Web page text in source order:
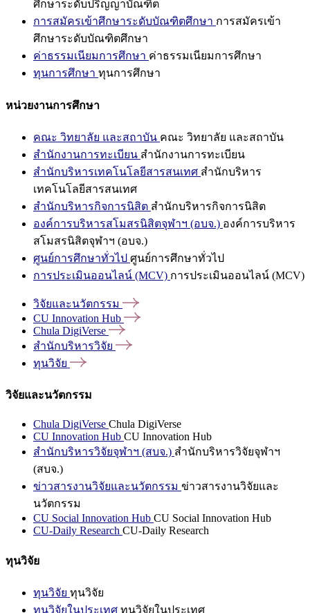
ศึกษาระดับปริญญาบัณฑิต
การสมัครเข้าศึกษาระดับบัณฑิตศึกษา การสมัครเข้า
ศึกษาระดับบัณฑิตศึกษา
ค่าธรรมเนียมการศึกษา ค่าธรรมเนียมการศึกษา
ทุนการศึกษา ทุนการศึกษา
หน่วยงานการศึกษา
คณะ วิทยาลัย และสถาบัน คณะ วิทยาลัย และสถาบัน
สำนักงานการทะเบียน สำนักงานการทะเบียน
สำนักบริหารเทคโนโลยีสารสนเทศ สำนักบริหาร
เทคโนโลยีสารสนเทศ
สำนักบริหารกิจการนิสิต สำนักบริหารกิจการนิสิต
องค์การบริหารสโมสรนิสิตจุฬาฯ (อบจ.) องค์การบริหาร
สโมสรนิสิตจุฬาฯ (อบจ.)
ศูนย์การศึกษาทั่วไป ศูนย์การศึกษาทั่วไป
การประเมินออนไลน์ (MCV) การประเมินออนไลน์ (MCV)
วิจัยและนวัตกรรม
CU Innovation Hub
Chula DigiVerse
สำนักบริหารวิจัย
ทุนวิจัย
วิจัยและนวัตกรรม
Chula DigiVerse Chula DigiVerse
CU Innovation Hub CU Innovation Hub
สำนักบริหารวิจัยจุฬาฯ (สบจ.) สำนักบริหารวิจัยจุฬาฯ
(สบจ.)
ข่าวสารงานวิจัยและนวัตกรรม ข่าวสารงานวิจัยและ
นวัตกรรม
CU Social Innovation Hub CU Social Innovation Hub
CU-Daily Research CU-Daily Research
ทุนวิจัย
ทุนวิจัย ทุนวิจัย
ทุนวิจัยในประเทศ ทุนวิจัยในประเทศ